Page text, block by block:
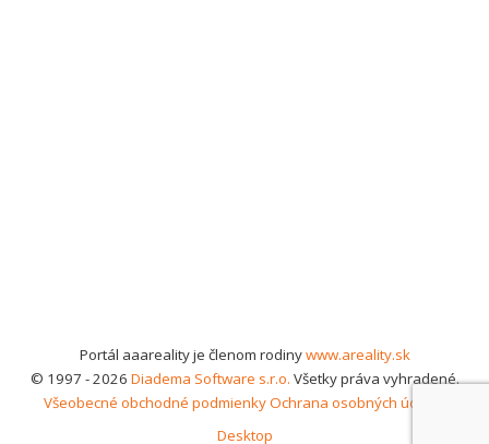
Portál aaareality je členom rodinywww.areality.sk
© 1997 - 2026 Diadema Software s.r.o. Všetky práva vyhradené.
Všeobecné obchodné podmienkyOchrana osobných údajov
Desktop